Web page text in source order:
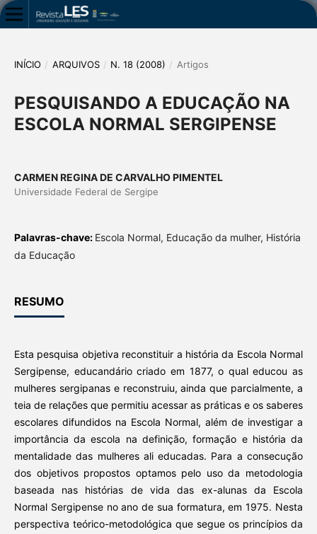
INÍCIO / ARQUIVOS / N. 18 (2008) / Artigos
PESQUISANDO A EDUCAÇÃO NA
ESCOLA NORMAL SERGIPENSE
CARMEN REGINA DE CARVALHO PIMENTEL
Universidade Federal de Sergipe
Palavras-chave: Escola Normal, Educação da mulher, História
da Educação
RESUMO
Esta pesquisa objetiva reconstituir a história da Escola Normal
Sergipense, educandário criado em 1877, o qual educou as
mulheres sergipanas e reconstruiu, ainda que parcialmente, a
teia de relações que permitiu acessar as práticas e os saberes
escolares difundidos na Escola Normal, além de investigar a
importância da escola na definição, formação e história da
mentalidade das mulheres ali educadas. Para a consecução
dos objetivos propostos optamos pelo uso da metodologia
baseada nas histórias de vida das ex-alunas da Escola
Normal Sergipense no ano de sua formatura, em 1975. Nesta
perspectiva teórico-metodológica que segue os princípios da